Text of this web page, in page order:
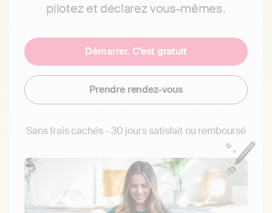
pilotez et déclarez vous-mêmes.
Démarrer. C'est gratuit
Prendre rendez-vous
Sans frais cachés - 30 jours satisfait ou remboursé